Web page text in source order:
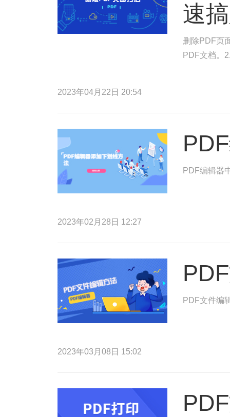
速
删除PDF页
PDF文档。
2023年04月22日 20:54
PDF编辑器
2023年02月28日 12:27
PDF文件编
2023年03月08日 15:02